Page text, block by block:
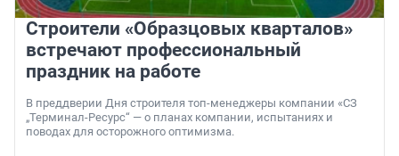
Строители «Образцовых кварталов»
встречают профессиональный
праздник на работе
В преддверии Дня строителя топ-менеджеры компании «СЗ
„Терминал-Ресурс“ — о планах компании, испытаниях и
поводах для осторожного оптимизма.